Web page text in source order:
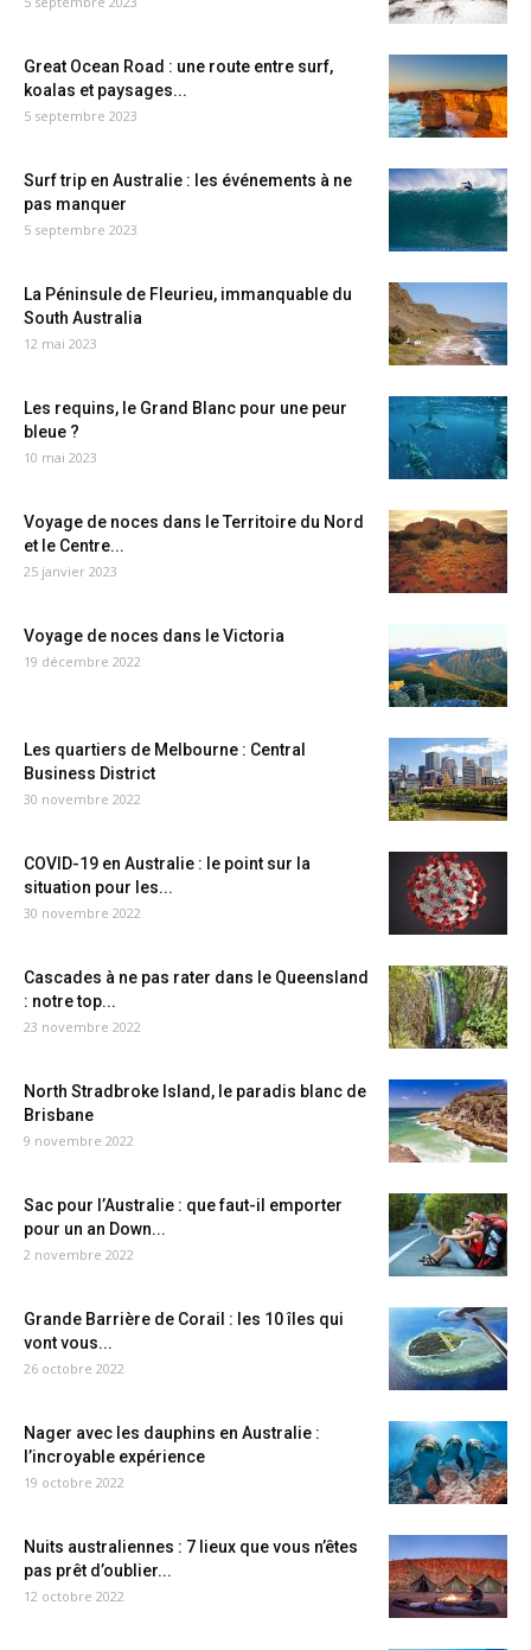
Great Ocean Road : une route entre surf,
koalas et paysages...
5 septembre 2023
Surf trip en Australie : les événements à ne
pas manquer
5 septembre 2023
La Péninsule de Fleurieu, immanquable du
South Australia
12 mai 2023
Les requins, le Grand Blanc pour une peur
bleue ?
10 mai 2023
Voyage de noces dans le Territoire du Nord
et le Centre...
25 janvier 2023
Voyage de noces dans le Victoria
19 décembre 2022
Les quartiers de Melbourne : Central
Business District
30 novembre 2022
COVID-19 en Australie : le point sur la
situation pour les...
30 novembre 2022
Cascades à ne pas rater dans le Queensland
: notre top...
23 novembre 2022
North Stradbroke Island, le paradis blanc de
Brisbane
9 novembre 2022
Sac pour l’Australie : que faut-il emporter
pour un an Down...
2 novembre 2022
Grande Barrière de Corail : les 10 îles qui
vont vous...
26 octobre 2022
Nager avec les dauphins en Australie :
l’incroyable expérience
19 octobre 2022
Nuits australiennes : 7 lieux que vous n’êtes
pas prêt d’oublier...
12 octobre 2022